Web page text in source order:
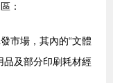
：
市場，其內的“文體
品及部分印刷耗材經